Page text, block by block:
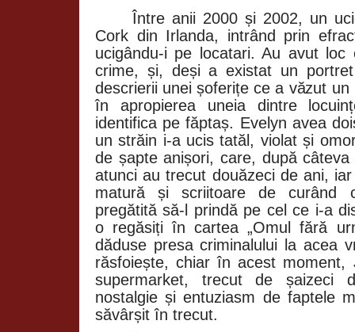
Între anii 2000 și 2002, un
Cork din Irlanda, intrând prin
ucigându-i pe locatari. Au avut
crime, și, deși a existat un
descrierii unei șoferițe ce a văzut
în apropierea uneia dintre
identifica pe făptaș. Evelyn avea
un străin i-a ucis tatăl, violat și
de șapte anișori, care, după
atunci au trecut douăzeci de ani,
matură și scriitoare de curând
pregătită să-l prindă pe cel ce i-a
o regăsiți în cartea „Omul fără
dăduse presa criminalului la acea
răsfoiește, chiar în acest moment,
supermarket, trecut de șaizeci
nostalgie și entuziasm de faptele
săvârșit în trecut.